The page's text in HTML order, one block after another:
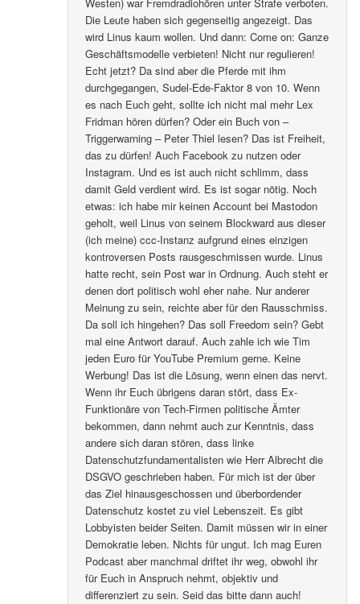
Die Leute haben sich gegenseitig angezeigt. Das
wird Linus kaum wollen. Und dann: Come on: Ganze
Geschäftsmodelle verbieten! Nicht nur regulieren!
Echt jetzt? Da sind aber die Pferde mit ihm
durchgegangen, Sudel-Ede-Faktor 8 von 10. Wenn
es nach Euch geht, sollte ich nicht mal mehr Lex
Fridman hören dürfen? Oder ein Buch von –
Triggerwarning – Peter Thiel lesen? Das ist Freiheit,
das zu dürfen! Auch Facebook zu nutzen oder
Instagram. Und es ist auch nicht schlimm, dass
damit Geld verdient wird. Es ist sogar nötig. Noch
etwas: ich habe mir keinen Account bei Mastodon
geholt, weil Linus von seinem Blockward aus dieser
(ich meine) ccc-Instanz aufgrund eines einzigen
kontroversen Posts rausgeschmissen wurde. Linus
hatte recht, sein Post war in Ordnung. Auch steht er
denen dort politisch wohl eher nahe. Nur anderer
Meinung zu sein, reichte aber für den Rausschmiss.
Da soll ich hingehen? Das soll Freedom sein? Gebt
mal eine Antwort darauf. Auch zahle ich wie Tim
jeden Euro für YouTube Premium gerne. Keine
Werbung! Das ist die Lösung, wenn einen das nervt.
Wenn ihr Euch übrigens daran stört, dass Ex-
Funktionäre von Tech-Firmen politische Ämter
bekommen, dann nehmt auch zur Kenntnis, dass
andere sich daran stören, dass linke
Datenschutzfundamentalisten wie Herr Albrecht die
DSGVO geschrieben haben. Für mich ist der über
das Ziel hinausgeschossen und überbordender
Datenschutz kostet zu viel Lebenszeit. Es gibt
Lobbyisten beider Seiten. Damit müssen wir in einer
Demokratie leben. Nichts für ungut. Ich mag Euren
Podcast aber manchmal driftet ihr weg, obwohl ihr
für Euch in Anspruch nehmt, objektiv und
differenziert zu sein. Seid das bitte dann auch!